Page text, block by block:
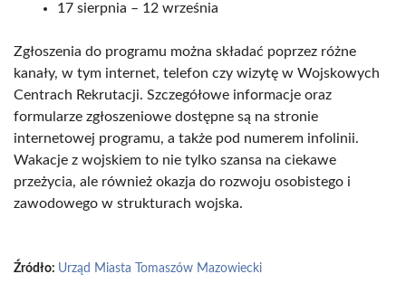
17 sierpnia – 12 września
Zgłoszenia do programu można składać poprzez różne
kanały, w tym internet, telefon czy wizytę w Wojskowych
Centrach Rekrutacji. Szczegółowe informacje oraz
formularze zgłoszeniowe dostępne są na stronie
internetowej programu, a także pod numerem infolinii.
Wakacje z wojskiem to nie tylko szansa na ciekawe
przeżycia, ale również okazja do rozwoju osobistego i
zawodowego w strukturach wojska.
Źródło: Urząd Miasta Tomaszów Mazowiecki